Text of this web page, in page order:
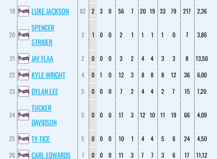
19
LUKE JACKSON 82 2 3 0 56 7 20 19 33 79 217 2,36
20
SPENCER
STRIDER
2 1 0 0 2 1 1 1 1 0 7 3,86
21 JAY FLAA 2 0 0 0 3 2 4 4 3 3 8
13,50
22
KYLE WRIGHT 4 0 1 0 12 3 8 8 8 12 36
6,00
23
DYLAN LEE 5 0 0 0 7 2 4 4 2 7 15 7,20
24
TUCKER
DAVIDSON
5 0 0 0 17 3 12 10 11 19 66 4,09
25 TY TICE 5 0 0 0 10 1 4 4 5 6 24
4,50
26
CARL EDWARDS 7 0 0 0 11 3 7 7 3 6 17 11,12